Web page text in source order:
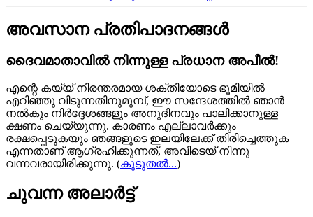
അവസാന പ്രതിപാദനങ്ങൾ
ദൈവമാതാവിൽ നിന്നുള്ള പ്രധാന അപീൽ!
എന്റെ കയ്യ്‍ നിരന്തരമായ ശക്തിയോടെ ഭൂമിയിൽ
എറിഞ്ഞു വിടുന്നതിനുമുമ്പ്, ഈ സന്ദേശത്തിൽ ഞാൻ
നൽകും നിർദ്ദേശങ്ങളും അനുദിനവും പാലിക്കാനുള്ള
ക്ഷണം ചെയ്യുന്നു. കാരണം എല്ലാവർക്കും
രക്ഷപ്പെടുകയും ഞങ്ങളുടെ ഇലയിലേക്ക് തിരിച്ചെത്തുക
എന്നതാണ് ആഗ്രഹിക്കുന്നത്, അവിടെയ്‍ നിന്നു
വന്നവരായിരിക്കുന്നു. (കൂടുതൽ...)
ചുവന്ന അലാർട്ട്